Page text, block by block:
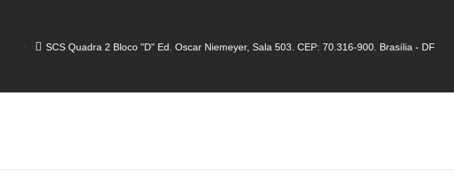
SCS Quadra 2 Bloco "D" Ed. Oscar Niemeyer, Sala 503. CEP: 70.316-900. Brasília - DF